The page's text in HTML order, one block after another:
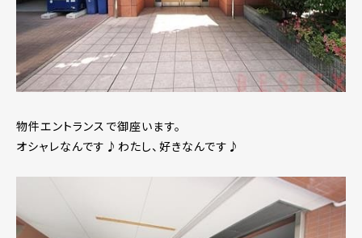
物件エントランスで御座います。
オシャレなんです♪わたし、好きなんです♪